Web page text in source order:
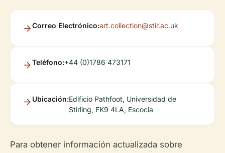
Correo Electrónico:art.collection@stir.ac.uk
Teléfono:+44 (0)1786 473171
Ubicación:Edificio Pathfoot, Universidad de
Stirling, FK9 4LA, Escocia
Para obtener información actualizada sobre